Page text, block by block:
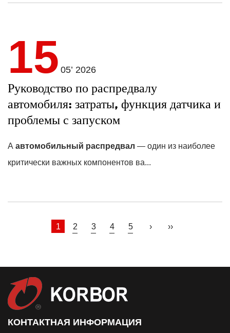
15 05’ 2026
Руководство по распредвалу
автомобиля: затраты, функция датчика и
проблемы с запуском
А автомобильный распредвал — один из наиболее
критически важных компонентов ва...
1 2 3 4 5 › ››
КОНТАКТНАЯ ИНФОРМАЦИЯ